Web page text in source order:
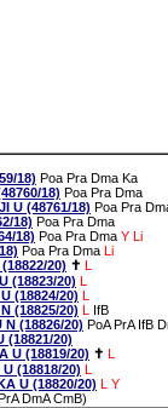
18) Poa Pra Dma Ka
18) Poa Pra Dma
U (48761/18) Poa Pra
18) Poa Pra Dma
18) Poa Pra Dma Y Li
Poa Pra Dma Li
20) ✝ L
(18823/20) L
(18824/20) L
(18825/20) L
IfB
N (18826/20) PoA PrA IfB
(18821/20)
U (18819/20) ✝ L
(18818/20) L
U (18820/20) L Y
DmA CmB)